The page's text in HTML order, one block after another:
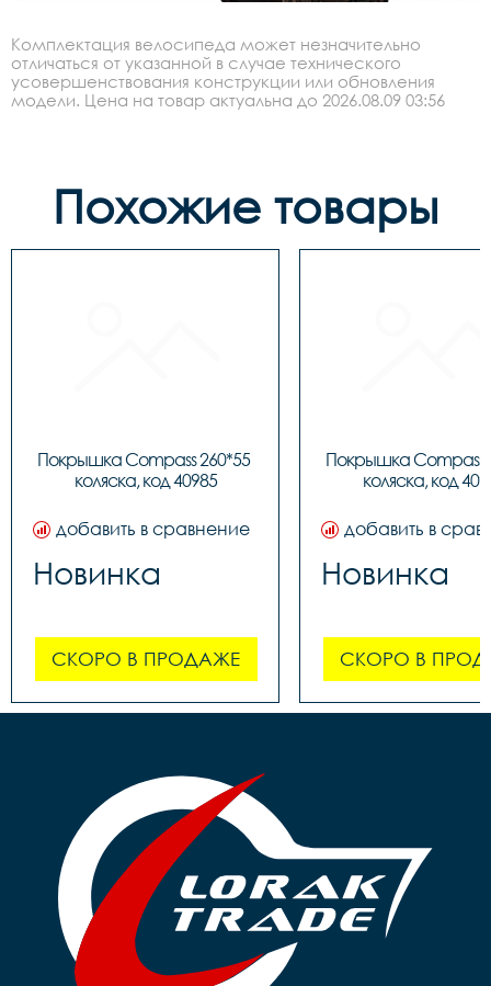
Комплектация велосипеда может незначительно
отличаться от указанной в случае технического
усовершенствования конструкции или обновления
модели. Цена на товар актуальна до 2026.08.09 03:56
Похожие товары
Покрышка Compass 260*55
коляска, код 40985
добавить в сравнение
Новинка
СКОРО В ПРОДАЖЕ
Покрышка Compass
коляска, код
добавить в
Новинка
СКОРО В